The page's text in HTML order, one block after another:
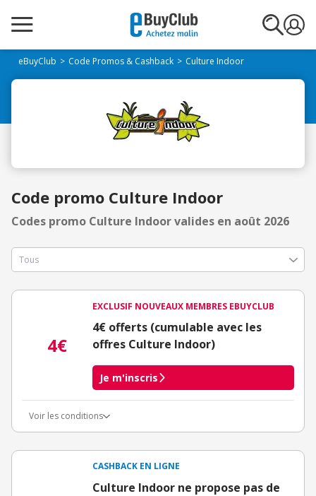
eBuyClub Code Promos & Cashback Culture Indoor
Code promo Culture Indoor
Codes promo Culture Indoor valides en août 2026
4€
EXCLUSIF NOUVEAUX MEMBRES EBUYCLUB
4€ offerts (cumulable avec les
offres Culture Indoor)
Je m'inscris
Voir les conditions
3€ de bienvenue crédités immédiatement + 1€ supplémentaire
Offre réservée à une toute première inscription chez eBuyClub.
CASHBACK EN LIGNE
Culture Indoor ne propose pas de